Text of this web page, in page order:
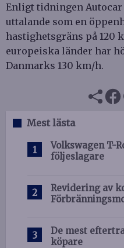
Enligt tidningen
uttalande som en
hastighetsgräns på 120
europeiska länder har
Danmarks 130 km/h.
Mest lästa
Volkswagen T-
följeslagare
Revidering av
De mest
köpare